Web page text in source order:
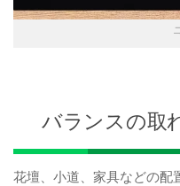
バランスの取
花壇、小道、家具などの配